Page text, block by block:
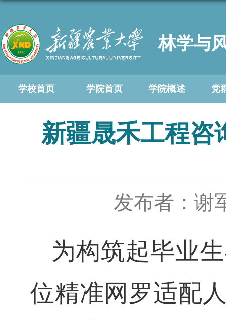
林学与
学校首页 学院首页 学院概述 党
新疆晟禾工程咨
发布者：谢
为构筑起毕业
位精准网罗适配